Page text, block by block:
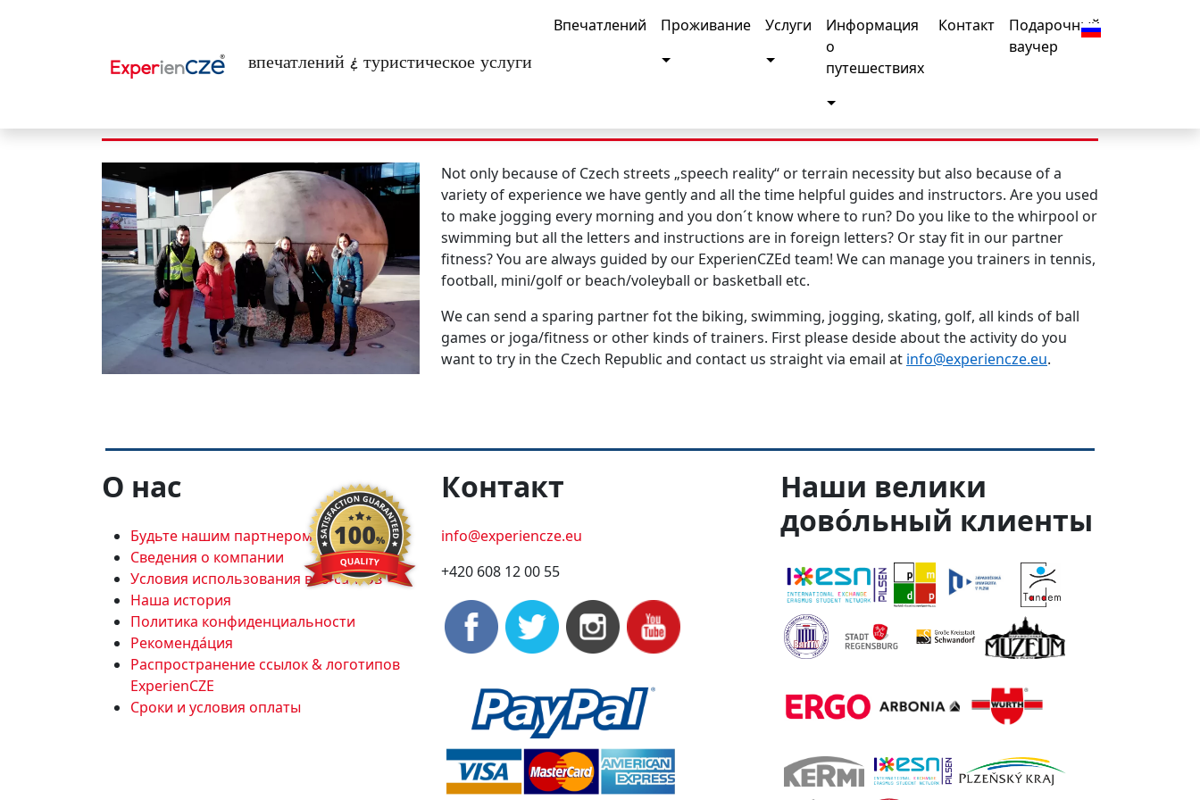
впечатлений & туристическое услуги
Впечатлений
Проживание
Toggle Dropdown
Услуги
Toggle Dropdown
Информация
о
путешествиях
Toggle Dropdown
Контакт
Подарочный
ваучер
Not only because of Czech streets „speech reality“ or terrain necessity but also because of a
variety of experiencewe have gently and all the time helpful guides and instructors. Are you used
to make jogging every morning and you don´t know where to run? Do you like to thewhirpool or
swimming but all the letters and instructions are in foreign letters? Or stay fit in our partner
fitness? You are always guided by our ExperienCZEd team! We can manage you trainers in tennis,
football, mini/golf or beach/voleyball or basketball etc.
We can send a sparing partner fot the biking, swimming, jogging, skating, golf, all kinds of ball
games or joga/fitness or other kinds of trainers. First please deside about theactivity do you
want to try in the Czech Republic and contact us straight via email at info@experiencze.eu.
О нас
Будьте нашим партнером
Сведения о компании
Условия использования веб-сайтов
Наша история
Политика конфиденциальности
Рекоменда́ция
Распространение ссылок & логотипов
ExperienCZE
Сроки и условия оплаты
Контакт
info@experiencze.eu
+420 608 12 00 55
Наши велики
дово́льный клиенты